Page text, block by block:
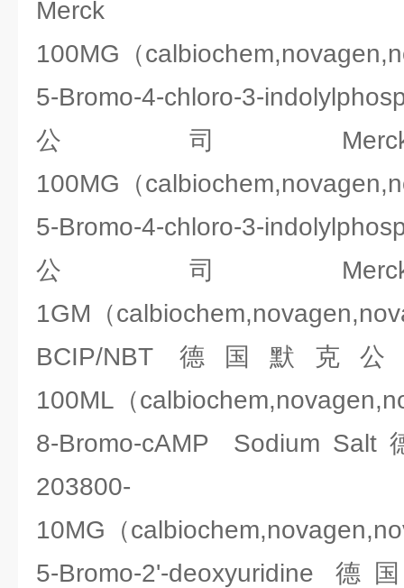
Merck
100MG（
5-Bromo-4-chloro-3-
公司Merck
100MG（
5-Bromo-4-chloro-3-
公司Merck
1GM（
BCIP/NBT 德国默克公
100ML（
8-Bromo-cAMP Sodium Salt
203800-
10MG（
5-Bromo-2'-deoxyuridine